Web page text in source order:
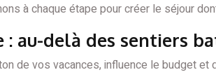
à chaque étape pour créer le séjour
: au-delà des sentiers
de vos vacances, influence le budget